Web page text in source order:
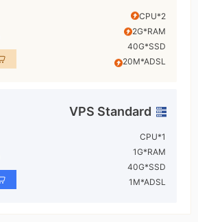
2*CPU
2G*RAM
40G*SSD
20M*ADSL
VPS Standard
1*CPU
1G*RAM
40G*SSD
1M*ADSL